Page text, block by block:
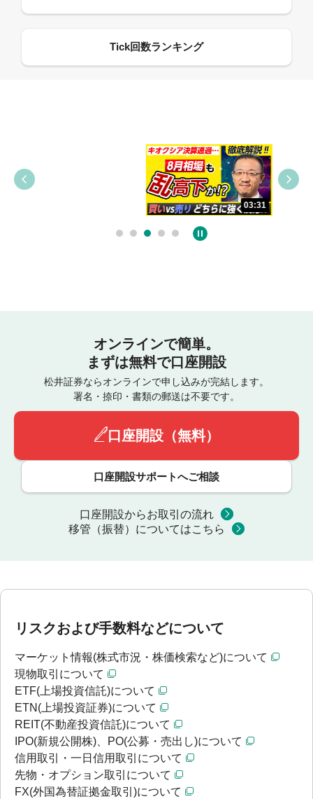
03:31
オンラインで簡単。
まずは無料で口座開設
松井証券ならオンラインで申し込みが完結します。
署名・捺印・書類の郵送は不要です。
口座開設（無料）
口座開設サポートへご相談
口座開設からお取引の流れ
移管（振替）についてはこちら
リスクおよび手数料などについて
マーケット情報(株式市況・株価検索など)について
現物取引について
ETF(上場投資信託)について
ETN(上場投資証券)について
REIT(不動産投資信託)について
IPO(新規公開株)、PO(公募・売出し)について
信用取引・一日信用取引について
先物・オプション取引について
FX(外国為替証拠金取引)について